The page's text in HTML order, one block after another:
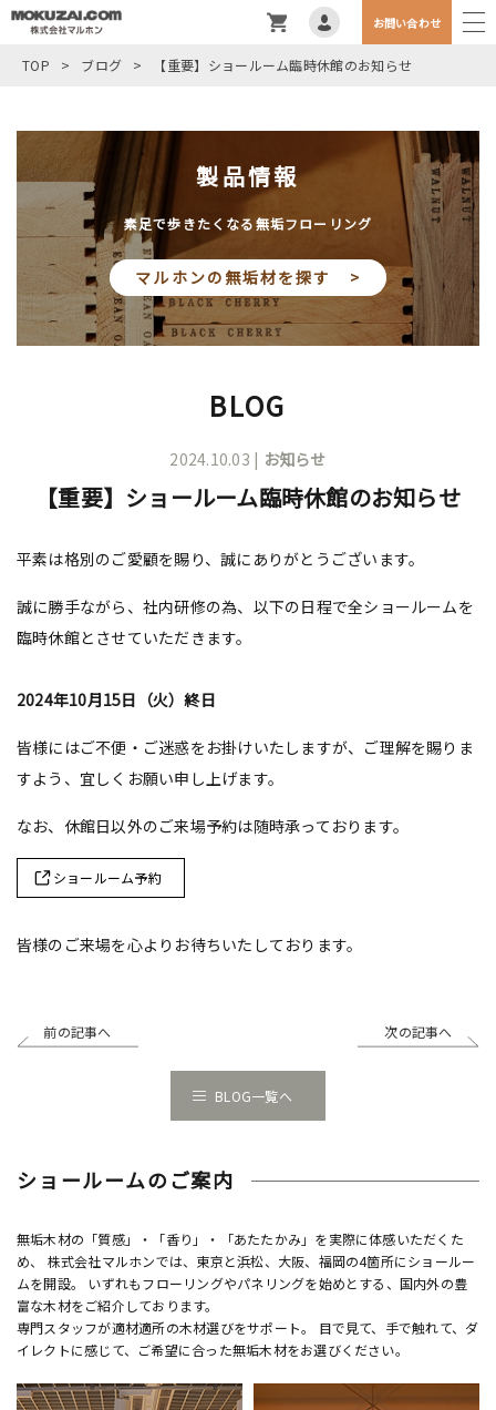
お問い合わせ
TOP > ブログ > 【重要】ショールーム臨時休館のお知らせ
製品情報
素足で歩きたくなる無垢フローリング
マルホンの無垢材を探す >
BLOG
2024.10.03 | お知らせ
【重要】ショールーム臨時休館のお知らせ
平素は格別のご愛顧を賜り、誠にありがとうございます。
誠に勝手ながら、社内研修の為、以下の日程で全ショールームを
臨時休館とさせていただきます。
2024年10月15日（火）終日
皆様にはご不便・ご迷惑をお掛けいたしますが、ご理解を賜りま
すよう、宜しくお願い申し上げます。
なお、休館日以外のご来場予約は随時承っております。
ショールーム予約
皆様のご来場を心よりお待ちいたしております。
前の記事へ 次の記事へ
BLOG一覧へ
ショールームのご案内
無垢木材の「質感」・「香り」・「あたたかみ」を実際に体感いただくた
め、 株式会社マルホンでは、東京と浜松、大阪、福岡の4箇所にショールー
ムを開設。 いずれもフローリングやパネリングを始めとする、国内外の豊
富な木材をご紹介しております。
専門スタッフが適材適所の木材選びをサポート。 目で見て、手で触れて、ダ
イレクトに感じて、ご希望に合った無垢木材をお選びください。